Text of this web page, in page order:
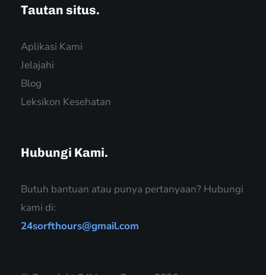
Tautan situs.
Aplikasi Kami
Jelajahi
Blog
Leksikon Kesehatan
Hubungi Kami.
Butuh bantuan atau punya pertanyaan? Hubungi
kami di:
24sorfthours@gmail.com